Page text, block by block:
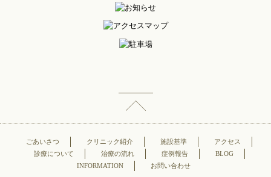
ごあいさつ クリニック紹介 施設基準
アクセス
診療について
治療の流れ 症例報告
BLOG
INFORMATION
お問い合わせ